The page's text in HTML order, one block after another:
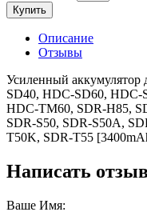
Купить
Описание
Отзывы
Усиленный аккумулятор
SD40, HDC-SD60,
HDC-TM60, SDR-H85,
SDR-S50, SDR-S50A,
T50K, SDR-T55
Написать
Ваше Имя: